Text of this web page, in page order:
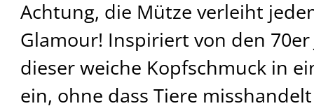
Achtung, die Mütze verleiht
Glamour! Inspiriert von den
dieser weiche Kopfschmuck in
ein, ohne dass Tiere